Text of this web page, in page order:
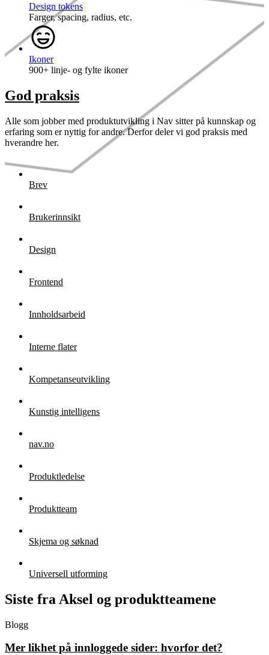
Design tokens
Farger, spacing, radius, etc.
Ikoner
900+ linje- og fylte ikoner
God praksis
Alle som jobber med produktutvikling i Nav sitter på kunnskap og
erfaring som er nyttig for andre. Derfor deler vi god praksis med
hverandre her.
Brev
Brukerinnsikt
Design
Frontend
Innholdsarbeid
Interne flater
Kompetanseutvikling
Kunstig intelligens
nav.no
Produktledelse
Produktteam
Skjema og søknad
Universell utforming
Siste fra Aksel og produktteamene
Blogg
Mer likhet på innloggede sider: hvorfor det?